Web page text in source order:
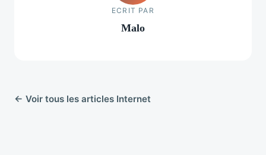
ECRIT PAR
Malo
← Voir tous les articles Internet